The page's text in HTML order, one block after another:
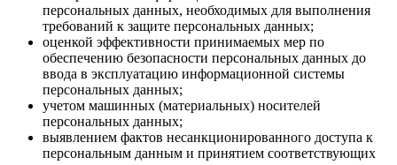
персональных данных, необходимых для выполнения
требований к защите персональных данных;
оценкой эффективности принимаемых мер по
обеспечению безопасности персональных данных до
ввода в эксплуатацию информационной системы
персональных данных;
учетом машинных (материальных) носителей
персональных данных;
выявлением фактов несанкционированного доступа к
персональным данным и принятием соответствующих